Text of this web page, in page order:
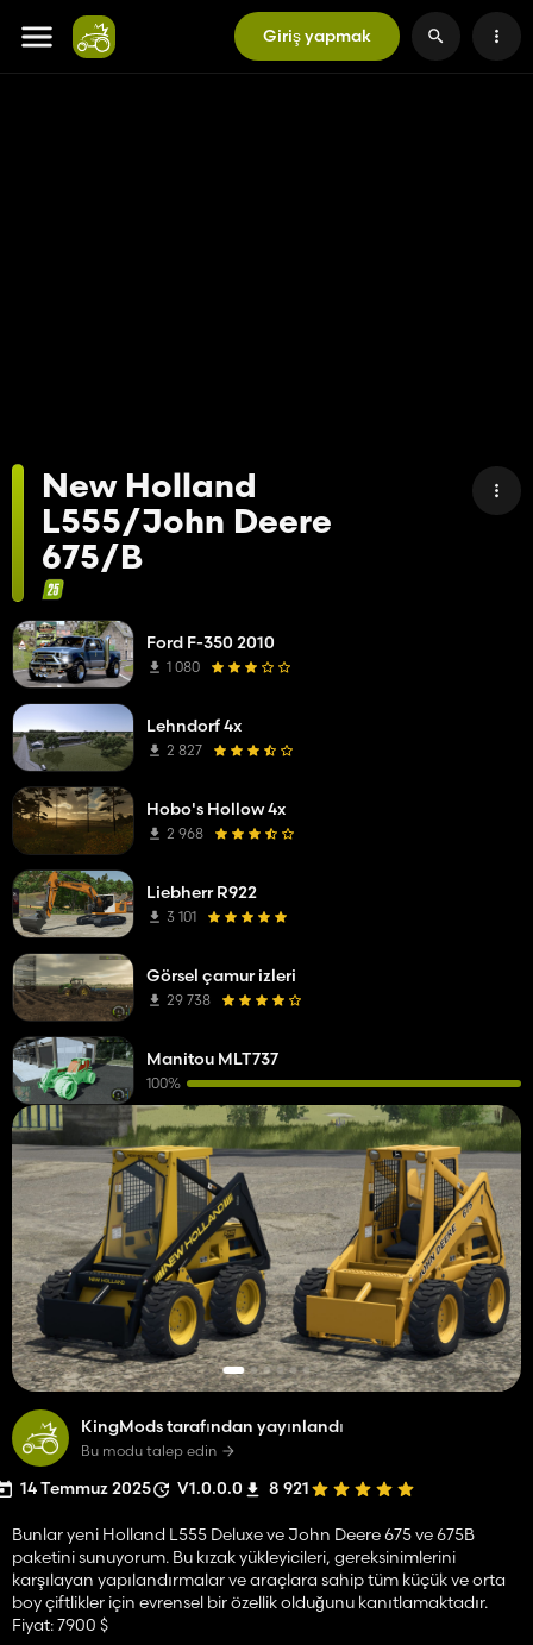
Giriş yapmak
New Holland
L555/John Deere
675/B
KingMods tarafından yayınlandı
Bu modu talep edin
14 Temmuz 2025 V1.0.0.0 8 921
Bunlar yeni Holland L555 Deluxe ve John Deere 675 ve 675B
paketini sunuyorum. Bu kızak yükleyicileri, gereksinimlerini
karşılayan yapılandırmalar ve araçlara sahip tüm küçük ve orta
boy çiftlikler için evrensel bir özellik olduğunu kanıtlamaktadır.
Fiyat: 7900 $
Ford F-350 2010
1 080
Lehndorf 4x
2 827
Hobo's Hollow 4x
2 968
Liebherr R922
3 101
Görsel çamur izleri
29 738
Manitou MLT737
100%